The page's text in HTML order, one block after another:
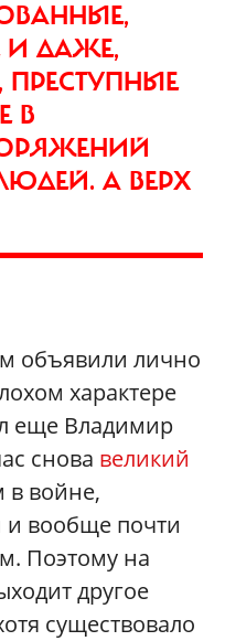
И ДАЖЕ,
ПРЕСТУПНЫЕ
В
А ВЕРХ
объявили лично
характере
еще Владимир
снова великий
в войне,
и вообще почти
Поэтому на
другое
существовало